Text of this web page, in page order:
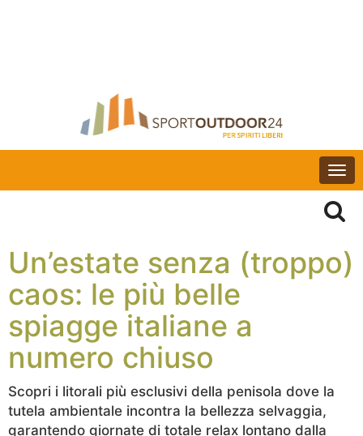
Un’estate senza (troppo)
caos: le più belle
spiagge italiane a
numero chiuso
Scopri i litorali più esclusivi della penisola dove la
tutela ambientale incontra la bellezza selvaggia,
garantendo giornate di totale relax lontano dalla